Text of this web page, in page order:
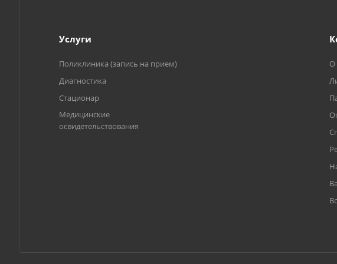
Услуги
Поликлиника (запись на прием)
Диагностика
Стационар
Медицинские
освидетельствования
О